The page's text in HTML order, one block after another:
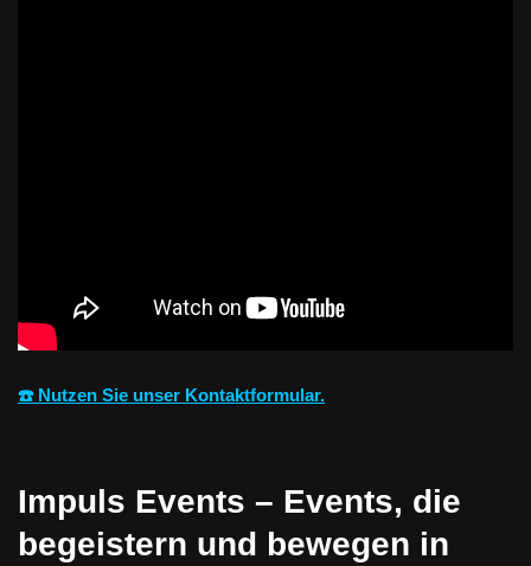
☎️ Nutzen Sie unser Kontaktformular.
Impuls Events – Events, die
begeistern und bewegen in